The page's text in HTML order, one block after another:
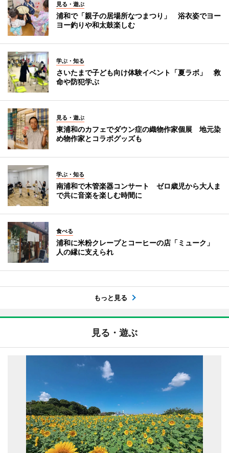
見る・遊ぶ
浦和で「親子の居場所なつまつり」 浴衣姿でヨー
ヨー釣りや和太鼓楽しむ
学ぶ・知る
さいたまで子ども向け体験イベント「夏ラボ」 救
命や防犯学ぶ
見る・遊ぶ
東浦和のカフェでダウン症の織物作家個展 地元染
め物作家とコラボグッズも
学ぶ・知る
南浦和で木管楽器コンサート ゼロ歳児から大人ま
で共に音楽を楽しむ時間に
食べる
浦和に米粉クレープとコーヒーの店「ミューク」
人の縁に支えられ
もっと見る
見る・遊ぶ